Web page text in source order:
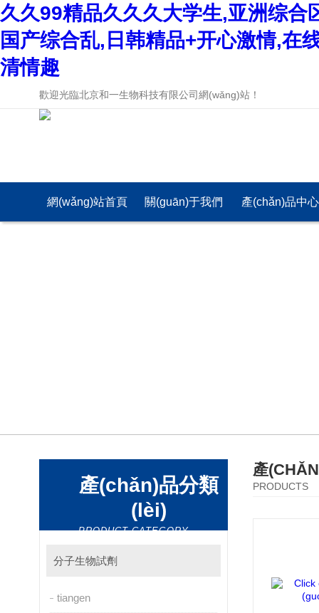
久久99精品久久久大学生,亚洲综
国产综合乱,日韩精品+开心激情,在
清情趣
歡迎光臨北京和一生物科技有限公司網(wǎng)站！
網(wǎng)站首頁 關(guān)于我們 產(chǎn)品中心
產(chǎn)品分類
(lèi)
PRODUCT CATEGORY
分子生物試劑
tiangen
產
PRODUCTS